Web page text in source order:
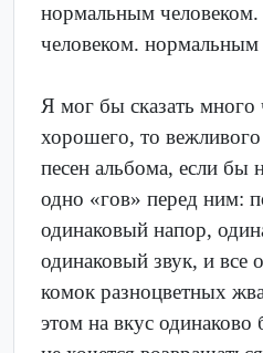
нормальным
человеком.
Я мог бы сказать много
хорошего, то
песен альбома, если бы
одно «гов» перед ним:
одинаковый напор,
одинаковый звук, и все
комок разноцветных
этом на вкус